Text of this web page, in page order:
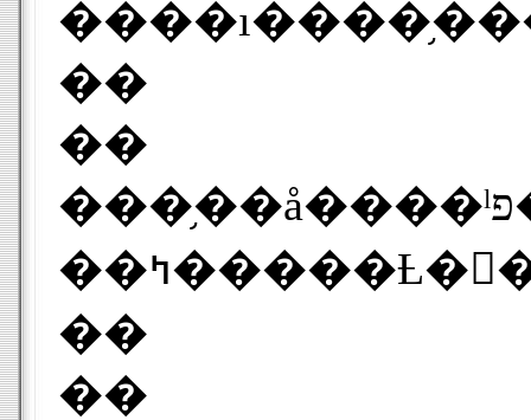
��
��
���֥��å����ˡפ�ư�ϸ��Ȥ��ơ��ץ�ȥ˥����ȤäƤ��뤿�᣷ǯ�����Ǥ��夲��ᤰ�ꡢ���Τ����ä���硢����ǽ�����Τ����줬����Ȥ��ƴĶ����Τ��Ǥ��夲
��
��